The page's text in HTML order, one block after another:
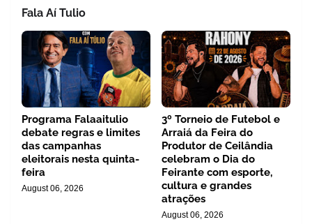
Fala Aí Tulio
Programa Falaaitulio
debate regras e limites
das campanhas
eleitorais nesta quinta-
feira
August 06, 2026
3º Torneio de Futebol e
Arraiá da Feira do
Produtor de Ceilândia
celebram o Dia do
Feirante com esporte,
cultura e grandes
atrações
August 06, 2026